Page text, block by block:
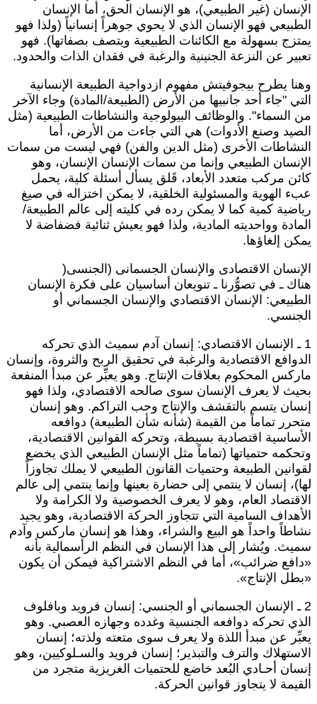
(غير الطبيعي)، هو الإنسان الحق، أما الإنسان
فهو الإنسان الذي لا يحوي جوهراً إنسانياً (ولذا فهو
بسهولة مع الكائنات الطبيعية ويتصف بصفاتها). فهو
عن النزعة الجنينية والرغبة في فقدان الذات والحدود.
يطرح بيجوفيتش مفهوم ازدواجية الطبيعة الإنسانية
"جاء أحد جانبيها من الأرض (الطبيعة/المادة) وجاء الآخر
السماء". والوظائف البيولوجية والنشاطات الطبيعية (مثل
وصنع الأدوات) هي التي جاءت من الأرض، أما
الأخرى (مثل الدين والفن) فهي ليست من سمات
الطبيعي وإنما من سمات الإنسان الإنسان، وهو
مركب متعدد الأبعاد، قَلق يسأل أسئلة كلية، يحمل
الهوية والمسئولية الخلقية، لا يمكن اختزاله في صيغ
كمية كما لا يمكن رده في كليته إلى عالم الطبيعة/
وواحديته المادية، ولذا فهو يعيش ثنائية فضفاضة لا
إلغاؤها.
الاقتصادى والإنسان الجسمانى (الجنسى(
ـ في تصوُّرنا ـ تنويعان أساسيان على فكرة الإنسان
الإنسان الاقتصادي والإنسان الجسماني أو
1 ـ الإنسان الاقتصادي: إنسان آدم سميث الذي تحركه
الاقتصادية والرغبة في تحقيق الربح والثروة، وإنسان
المحكوم بعلاقات الإنتاج. وهو يعبِّر عن مبدأ المنفعة
لا يعرف الإنسان سوى صالحه الاقتصادي، ولذا فهو
يتسم بالتقشف والإنتاج وحب التراكم. وهو إنسان
تماماً من القيمة (شأنه شأن الطبيعة) دوافعه
اقتصادية بسيطة، وتحركه القوانين الاقتصادية،
حتمياتها (تماماً مثل الإنسان الطبيعي الذي يخضع
الطبيعة وحتميات القانون الطبيعي لا يملك تجاوزاً
إنسان لا ينتمي إلى حضارة بعينها وإنما ينتمي إلى عالم
العام، وهو لا يعرف الخصوصية ولا الكرامة ولا
السامية التي تتجاوز الحركة الاقتصادية، وهو يجيد
واحداً هو البيع والشراء، وهذا هو إنسان ماركس وآدم
ويُشار إلى هذا الإنسان في النظم الرأسمالية بأنه
ضرائب»، أما في النظم الاشتراكية فيمكن أن يكون
الإنتاج».
2 ـ الإنسان الجسماني أو الجنسي: إنسان فرويد وبافلوف
تحركه دوافعه الجنسية وغدده وجهازه العصبي. وهو
عن مبدأ اللذة ولا يعرف سوى متعته ولذته؛ إنسان
والترف والتبذير؛ إنسان فرويد والسـلوكيين، وهو
أحـادي البُعد خاضع للحتميات الغريزية متجرد من
لا يتجاوز قوانين الحركة.